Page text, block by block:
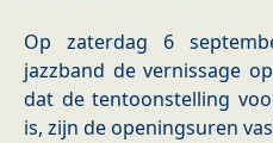
Op zaterdag 6
jazzband de vernissage
dat de tentoonstelling
is, zijn de openingsuren